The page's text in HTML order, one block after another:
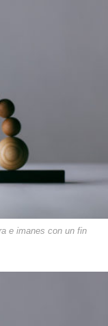
e imanes con un fin